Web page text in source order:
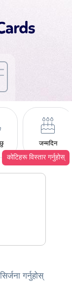
जन्मदिन
कोटिहरू विस्तार गर्नुहोस्
गर्नुहोस्